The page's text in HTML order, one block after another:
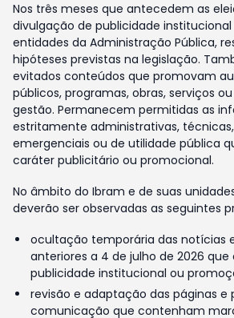
Nos três meses que antecedem as
divulgação de publicidade institucional
entidades da Administração Pública,
hipóteses previstas na legislação.
evitados conteúdos que promovam
públicos, programas, obras, serviços
gestão. Permanecem permitidas as
estritamente administrativas,
emergenciais ou de utilidade pública
caráter publicitário ou promocional.
No âmbito do Ibram e de suas
deverão ser observadas as seguintes
ocultação temporária das notícias
anteriores a 4 de julho de 2026
publicidade institucional ou
revisão e adaptação das páginas e
comunicação que contenham